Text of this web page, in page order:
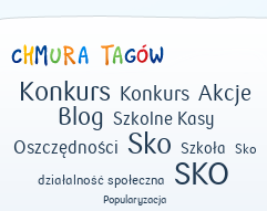
Konkurs Konkurs Akcje
Blog Szkolne Kasy
Oszczędności Sko Szkoła
Sko
działalność społeczna
SKO
Popularyzacja